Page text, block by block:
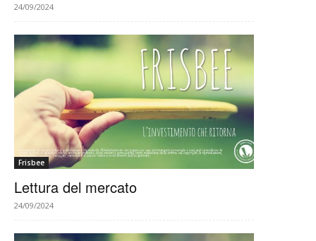
24/09/2024
Frisbee
Lettura del mercato
24/09/2024